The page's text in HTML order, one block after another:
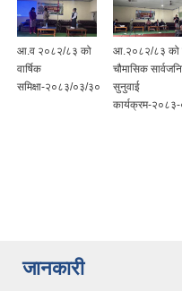
आ.व २०८२/८३ को
वार्षिक
समिक्षा-२०८३/०३/३०
आ.२०८२/८३ को
चौमासिक
सुनुवाई
कार्यक्रम-
जानकारी